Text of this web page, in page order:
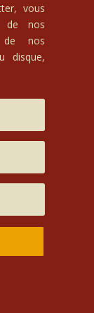
vous
de nos
de nos
disque,